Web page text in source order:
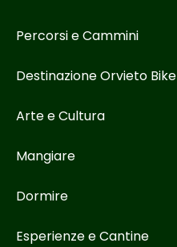
Percorsi e Cammini
Destinazione Orvieto Bike
Arte e Cultura
Mangiare
Dormire
Esperienze e Cantine